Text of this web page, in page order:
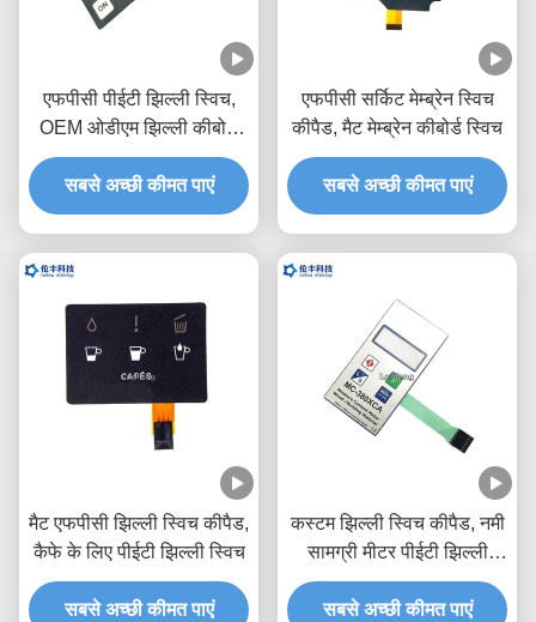
एफपीसी पीईटी झिल्ली स्विच,
OEM ओडीएम झिल्ली कीबोर्ड
स्विच
सबसे अच्छी कीमत पाएं
एफपीसी सर्किट मेम्ब्रेन स्विच
कीपैड, मैट मेम्ब्रेन कीबोर्ड स्विच
सबसे अच्छी कीमत पाएं
मैट एफपीसी झिल्ली स्विच कीपैड,
कैफे के लिए पीईटी झिल्ली स्विच
सबसे अच्छी कीमत पाएं
कस्टम झिल्ली स्विच कीपैड, नमी
सामग्री मीटर पीईटी झिल्ली
स्विच
सबसे अच्छी कीमत पाएं